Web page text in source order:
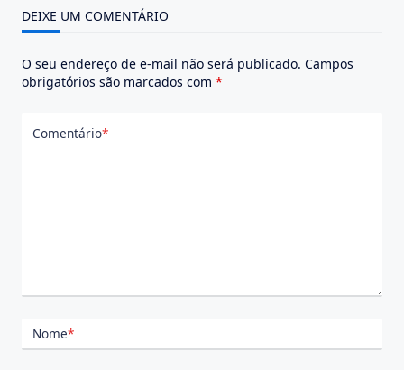
DEIXE UM COMENTÁRIO
O seu endereço de e-mail não será publicado. Campos
obrigatórios são marcados com *
Comentário*
Nome*